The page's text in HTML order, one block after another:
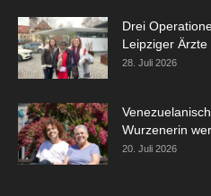
Drei
Leipziger
28. Juli 2026
Wurzenerin
20. Juli 2026